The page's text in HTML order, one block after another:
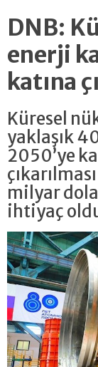
DNB:
enerji
katına
Küresel
yaklaşık
2050’ye
milyar
ihtiyaç